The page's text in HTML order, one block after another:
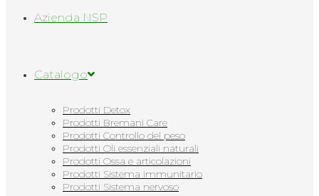
Azienda NSP
Catalogo
Prodotti Detox
Prodotti Bremani Care
Prodotti Controllo del peso
Prodotti Oli essenziali naturali
Prodotti Ossa e articolazioni
Prodotti Sistema immunitario
Prodotti Sistema nervoso